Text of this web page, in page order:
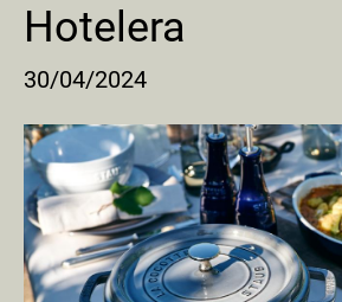
Hotelera
30/04/2024